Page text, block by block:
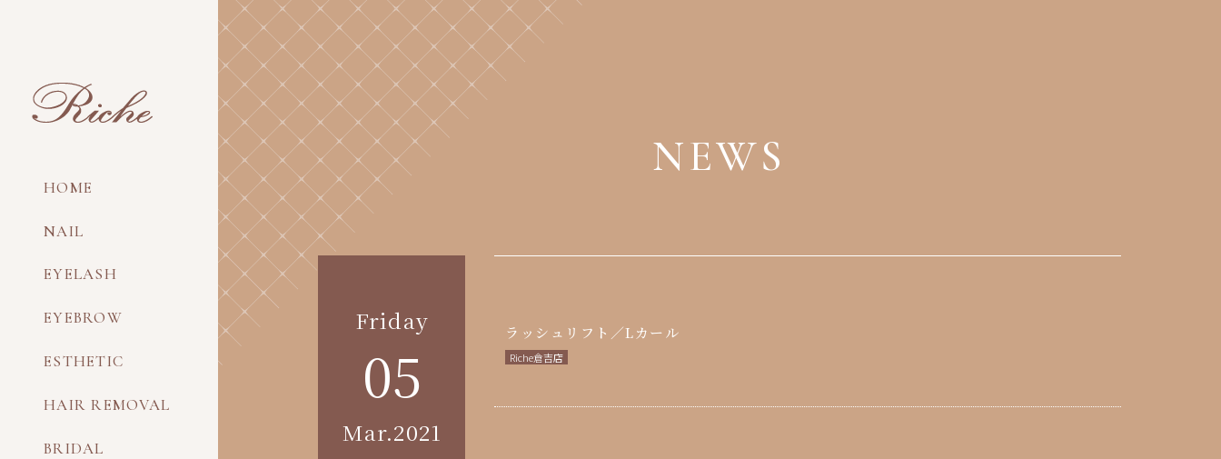
HOME
NAIL
EYELASH
EYEBROW
ESTHETIC
HAIR REMOVAL
BRIDAL
NEWS
Friday
05
Mar.2021
ラッシュリフト／Lカール
Riche倉吉店